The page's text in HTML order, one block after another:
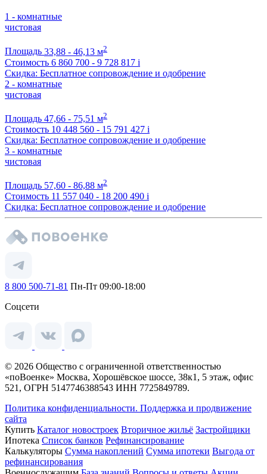
1 - комнатные
чистовая
Площадь 33,88 - 46,13 м2
Стоимость 6 860 700 - 9 728 817 i
Скидка: Бесплатное сопровождение и одобрение
2 - комнатные
чистовая
Площадь 47,66 - 75,51 м2
Стоимость 10 448 560 - 15 791 427 i
Скидка: Бесплатное сопровождение и одобрение
3 - комнатные
чистовая
Площадь 57,60 - 86,88 м2
Стоимость 11 557 040 - 18 200 490 i
Скидка: Бесплатное сопровождение и одобрение
8 800 500-71-81 Пн-Пт 09:00-18:00
Соцсети
© 2026 Общество с ограниченной ответственностью
«поВоенке» Москва, Хорошёвское шоссе, 38к1, 5 этаж, офис
521, ОГРН 5147746388543 ИНН 7725849789.
Политика конфиденциальности. Поддержка и продвижение
сайта
Купить Каталог новостроек Вторичное жильё Застройщики
Ипотека Список банков Рефинансирование
Калькуляторы Сумма накоплений Сумма ипотеки Выгода от
рефинансирования